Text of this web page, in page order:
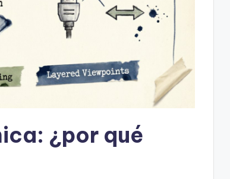
¿por qué